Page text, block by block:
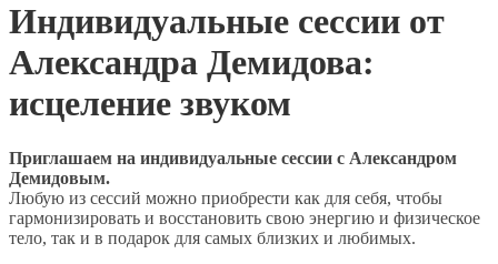
Индивидуальные сессии от
Александра Демидова:
исцеление звуком
Приглашаем на индивидуальные сессии с Александром
Демидовым.
Любую из сессий можно приобрести как для себя, чтобы
гармонизировать и восстановить свою энергию и физическое
тело, так и в подарок для самых близких и любимых.